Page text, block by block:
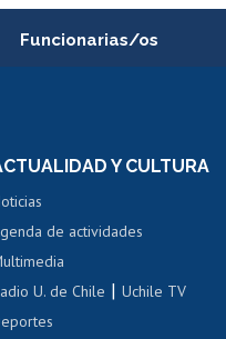
Funcionarias/os
Portal de movilidad interna
Certificado de renta
Certificado de renta
Gestión de correo uchile
Y CULTURA
de actividades
U. de Chile |Uchile TV